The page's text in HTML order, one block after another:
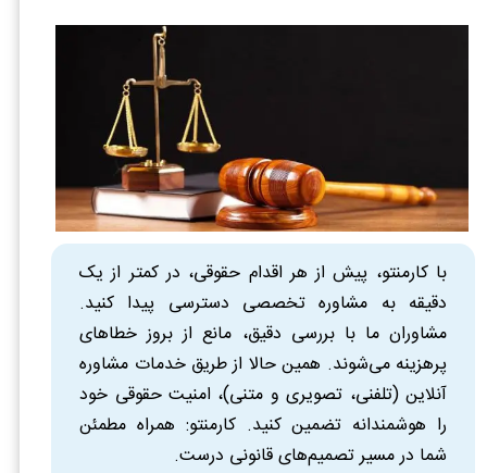
با کارمنتو، پیش از هر اقدام حقوقی، در کمتر از یک
دقیقه به مشاوره تخصصی دسترسی پیدا کنید.
مشاوران ما با بررسی دقیق، مانع از بروز خطاهای
پرهزینه می‌شوند. همین حالا از طریق خدمات مشاوره
آنلاین (تلفنی، تصویری و متنی)، امنیت حقوقی خود
را هوشمندانه تضمین کنید. کارمنتو: همراه مطمئن
شما در مسیر تصمیم‌های قانونی درست.